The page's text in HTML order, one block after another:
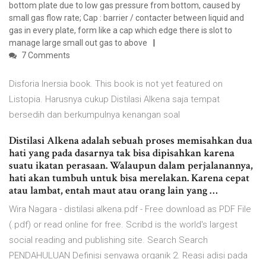
bottom plate due to low gas pressure from bottom, caused by
small gas flow rate; Cap : barrier / contacter between liquid and
gas in every plate, form like a cap which edge there is slot to
manage large small out gas to above
7 Comments
Disforia Inersia book. This book is not yet featured on
Listopia. Harusnya cukup Distilasi Alkena saja tempat
bersedih dan berkumpulnya kenangan soal
Distilasi Alkena adalah sebuah proses memisahkan dua
hati yang pada dasarnya tak bisa dipisahkan karena
suatu ikatan perasaan. Walaupun dalam perjalanannya,
hati akan tumbuh untuk bisa merelakan. Karena cepat
atau lambat, entah maut atau orang lain yang …
Wira Nagara - distilasi alkena.pdf - Free download as PDF File
(.pdf) or read online for free. Scribd is the world's largest
social reading and publishing site. Search Search
PENDAHULUAN Definisi senyawa organik 2. Reasi adisi pada